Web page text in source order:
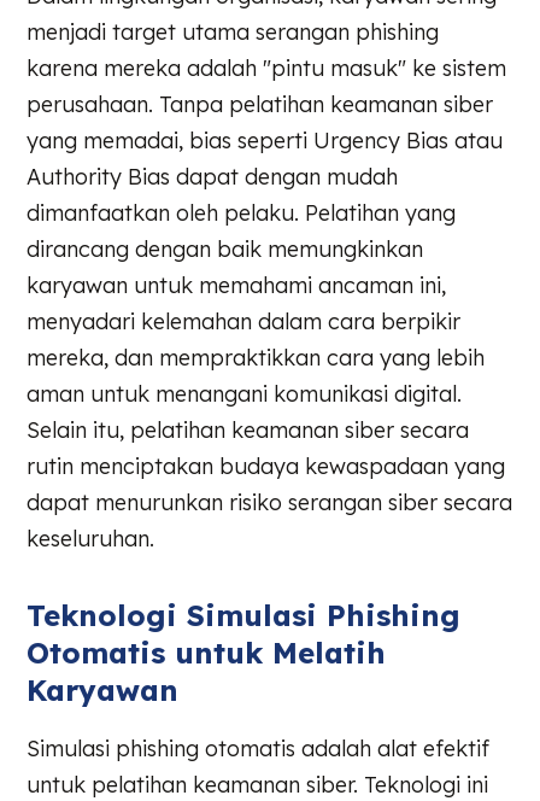
menjadi target utama serangan phishing
karena mereka adalah "pintu masuk" ke sistem
perusahaan. Tanpa pelatihan keamanan siber
yang memadai, bias seperti Urgency Bias atau
Authority Bias dapat dengan mudah
dimanfaatkan oleh pelaku. Pelatihan yang
dirancang dengan baik memungkinkan
karyawan untuk memahami ancaman ini,
menyadari kelemahan dalam cara berpikir
mereka, dan mempraktikkan cara yang lebih
aman untuk menangani komunikasi digital.
Selain itu, pelatihan keamanan siber secara
rutin menciptakan budaya kewaspadaan yang
dapat menurunkan risiko serangan siber secara
keseluruhan.
Teknologi Simulasi Phishing
Otomatis untuk Melatih
Karyawan
Simulasi phishing otomatis adalah alat efektif
untuk pelatihan keamanan siber. Teknologi ini